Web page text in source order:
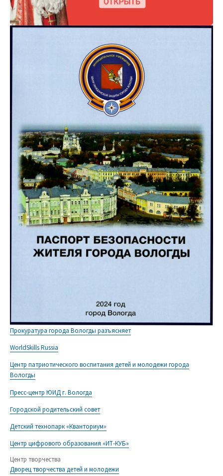
Прокуратура города Вологды разъясняет
WorldSkills Russia
Центр патриотического воспитания детей и молодежи города
Вологды
Пресс-центр ЮИД г. Вологда
Городской родительский совет
Детский технопарк «Кванториум»
Центр цифрового образования «ИТ-КУБ»
Центр творчества
Дворец творчества детей и молодежи